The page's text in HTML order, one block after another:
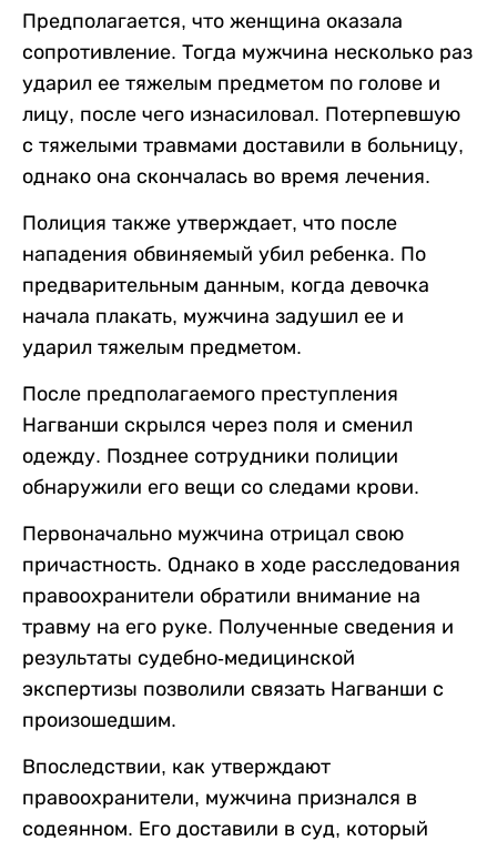
Предполагается, что женщина оказала
сопротивление. Тогда мужчина несколько раз
ударил ее тяжелым предметом по голове и
лицу, после чего изнасиловал. Потерпевшую
с тяжелыми травмами доставили в больницу,
однако она скончалась во время лечения.
Полиция также утверждает, что после
нападения обвиняемый убил ребенка. По
предварительным данным, когда девочка
начала плакать, мужчина задушил ее и
ударил тяжелым предметом.
После предполагаемого преступления
Нагванши скрылся через поля и сменил
одежду. Позднее сотрудники полиции
обнаружили его вещи со следами крови.
Первоначально мужчина отрицал свою
причастность. Однако в ходе расследования
правоохранители обратили внимание на
травму на его руке. Полученные сведения и
результаты судебно-медицинской
экспертизы позволили связать Нагванши с
произошедшим.
Впоследствии, как утверждают
правоохранители, мужчина признался в
содеянном. Его доставили в суд, который